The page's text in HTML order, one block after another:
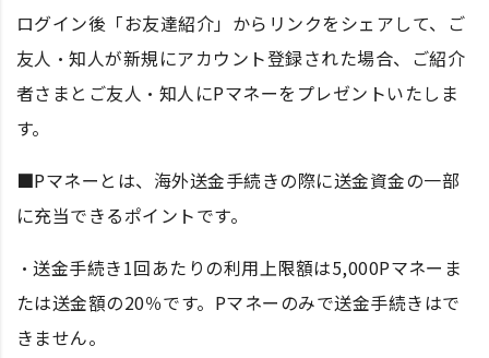
ログイン後「お友達紹介」からリンクをシェアして、ご
友人・知人が新規にアカウント登録された場合、ご紹介
者さまとご友人・知人にPマネーをプレゼントいたしま
す。
■Pマネーとは、海外送金手続きの際に送金資金の一部
に充当できるポイントです。
・送金手続き1回あたりの利用上限額は5,000Pマネーま
たは送金額の20％です。Pマネーのみで送金手続きはで
きません。